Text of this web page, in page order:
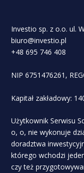
Investio sp. z o.o. ul.
biuro@investio.pl
+48 695 746 408
NIP 6751476261,
Kapitał zakładowy:
Użytkownik Serwisu
o, o, nie wykonuje
doradztwa
którego wchodzi
czy też